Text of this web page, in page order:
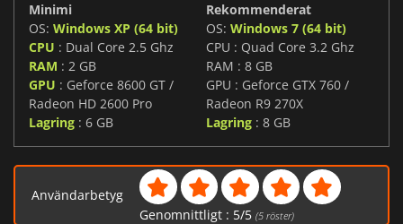
Minimi
OS: Windows XP (64 bit)
CPU : Dual Core 2.5 Ghz
RAM : 2 GB
GPU : Geforce 8600 GT /
Radeon HD 2600 Pro
Lagring : 6 GB
Rekommenderat
OS: Windows 7 (64 bit)
CPU : Quad Core 3.2 Ghz
RAM : 8 GB
GPU : Geforce GTX 760 /
Radeon R9 270X
Lagring : 8 GB
Användarbetyg
Genomnittligt : 5/5 (5röster)